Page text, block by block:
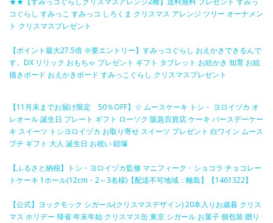
コぐらし すみっこ すみっコ しろくま クリスマス アレンジ ツリー オーナメン
ト クリスマスプレゼント
【ポイント最大27.5倍 ※要エントリー】すみっコぐらし おえかきできるんで
す。DX リリック おもちゃ プレゼント ギフト タブレット お絵かき 知育 お絵
描きボード おえかきボード すみっこぐらし クリスマスプレゼント
【11月末までお届け限定 50％OFF】☆ ムースケーキ トシ・ ヨロイヅカ オ
レオール 誕生日 プレート ギフト ローソク 阪急百貨店 ケーキ バースデーケー
キ スイーツ トシヨロイヅカ お取り寄せ スイーツ プレゼント 白ワイン ムース
プチ ギフト 大人 誕生日 お祝い 鎧塚
【ふるさと納税】トシ・ヨロイヅカ監修 マニフィーク・ショコラ チョコレー
トケーキ 1ホール(12cm・2～3名様)【配送不可地域：離島】【1461322】
【公式】ヨックモック シガール(クリスマスデザイン) 20本入りお歳暮 クリス
マス ホリデー 帰省 年末年始 クリスマス缶 東京 シガール お菓子 個包装 贈り